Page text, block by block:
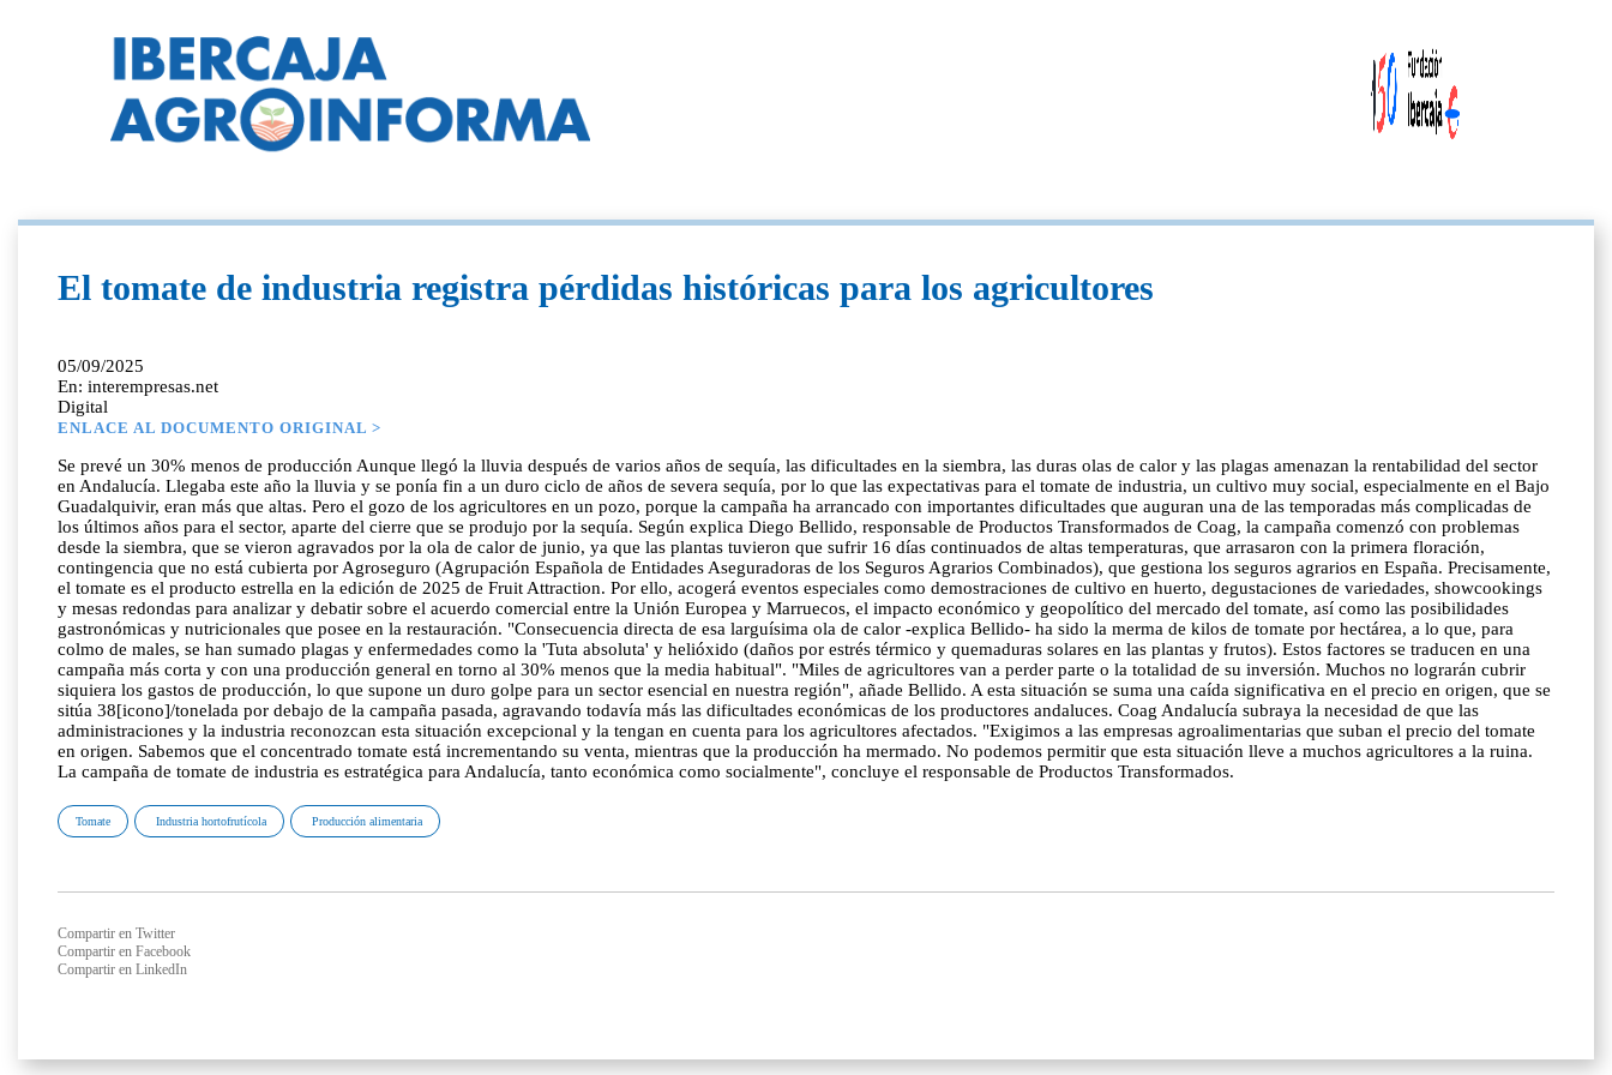
El tomate de industria registra pérdidas históricas para los agricultores
05/09/2025
En: interempresas.net
Digital
ENLACE AL DOCUMENTO ORIGINAL >
Se prevé un 30% menos de producción Aunque llegó la lluvia después de varios años de sequía, las dificultades en la siembra, las duras olas de calor y las plagas amenazan la rentabilidad del sector
en Andalucía. Llegaba este año la lluvia y se ponía fin a un duro ciclo de años de severa sequía, por lo que las expectativas para el tomate de industria, un cultivo muy social, especialmente en el Bajo
Guadalquivir, eran más que altas. Pero el gozo de los agricultores en un pozo, porque la campaña ha arrancado con importantes dificultades que auguran una de las temporadas más complicadas de
los últimos años para el sector, aparte del cierre que se produjo por la sequía. Según explica Diego Bellido, responsable de Productos Transformados de Coag, la campaña comenzó con problemas
desde la siembra, que se vieron agravados por la ola de calor de junio, ya que las plantas tuvieron que sufrir 16 días continuados de altas temperaturas, que arrasaron con la primera floración,
contingencia que no está cubierta por Agroseguro (Agrupación Española de Entidades Aseguradoras de los Seguros Agrarios Combinados), que gestiona los seguros agrarios en España. Precisamente,
el tomate es el producto estrella en la edición de 2025 de Fruit Attraction. Por ello, acogerá eventos especiales como demostraciones de cultivo en huerto, degustaciones de variedades, showcookings
y mesas redondas para analizar y debatir sobre el acuerdo comercial entre la Unión Europea y Marruecos, el impacto económico y geopolítico del mercado del tomate, así como las posibilidades
gastronómicas y nutricionales que posee en la restauración. "Consecuencia directa de esa larguísima ola de calor -explica Bellido- ha sido la merma de kilos de tomate por hectárea, a lo que, para
colmo de males, se han sumado plagas y enfermedades como la 'Tuta absoluta' y helióxido (daños por estrés térmico y quemaduras solares en las plantas y frutos). Estos factores se traducen en una
campaña más corta y con una producción general en torno al 30% menos que la media habitual". "Miles de agricultores van a perder parte o la totalidad de su inversión. Muchos no lograrán cubrir
siquiera los gastos de producción, lo que supone un duro golpe para un sector esencial en nuestra región", añade Bellido. A esta situación se suma una caída significativa en el precio en origen, que se
sitúa 38[icono]/tonelada por debajo de la campaña pasada, agravando todavía más las dificultades económicas de los productores andaluces. Coag Andalucía subraya la necesidad de que las
administraciones y la industria reconozcan esta situación excepcional y la tengan en cuenta para los agricultores afectados. "Exigimos a las empresas agroalimentarias que suban el precio del tomate
en origen. Sabemos que el concentrado tomate está incrementando su venta, mientras que la producción ha mermado. No podemos permitir que esta situación lleve a muchos agricultores a la ruina.
La campaña de tomate de industria es estratégica para Andalucía, tanto económica como socialmente", concluye el responsable de Productos Transformados.
Tomate Industria hortofrutícola Producción alimentaria
Compartir en Twitter
Compartir en Facebook
Compartir en LinkedIn